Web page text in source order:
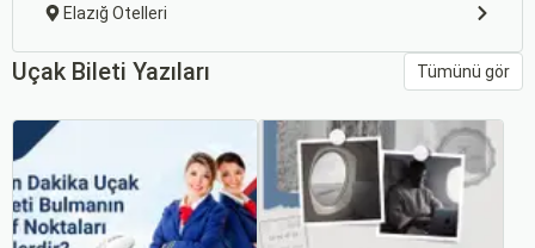
Elazığ Otelleri
Uçak Bileti Yazıları Tümünü gör